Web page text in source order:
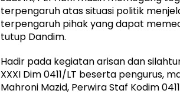
terpengaruh atas situasi politik
terpengaruh pihak yang dapat
tutup Dandim.
Hadir pada kegiatan arisan dan
XXXI Dim 0411/LT beserta pengurus,
Mahroni Mazid, Perwira Staf Kodim